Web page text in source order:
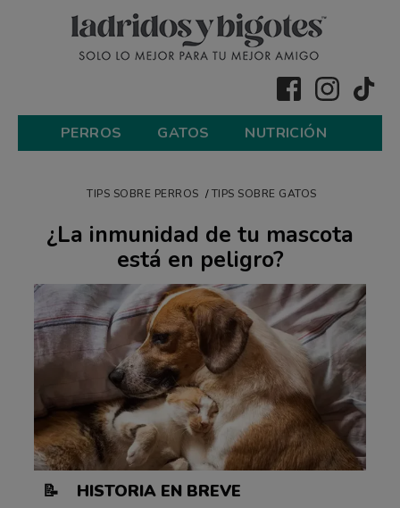
PERROS GATOS NUTRICIÓN
TIPS SOBRE PERROS TIPS SOBRE GATOS
¿La inmunidad de tu mascota
está en peligro?
📝 HISTORIA EN BREVE